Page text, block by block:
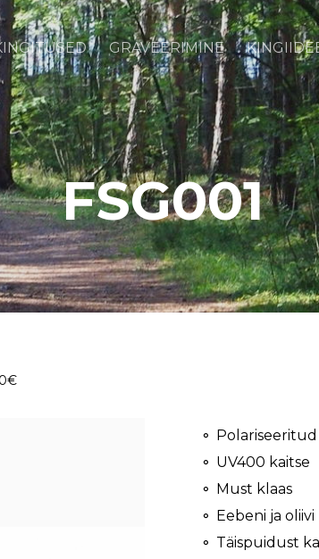
GRAVEERIMINE
FSG001
Polariseeritud
UV400 kaitse
Must klaas
Eebeni ja
Täispuidust